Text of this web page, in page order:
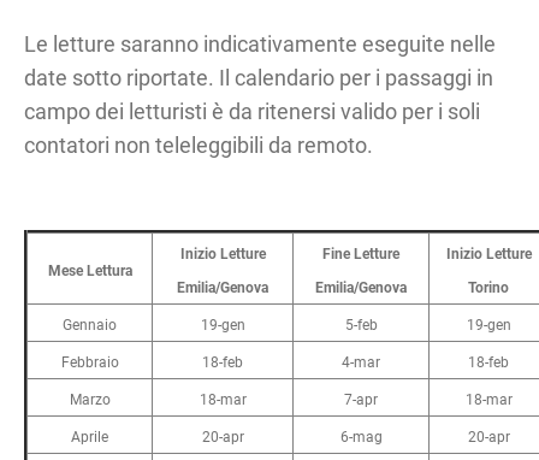
Le letture saranno indicativamente eseguite nelle
date sotto riportate. Il calendario per i passaggi in
campo dei letturisti è da ritenersi valido per i soli
contatori non teleleggibili da remoto.
Mese Lettura
Inizio Letture
Emilia/Genova
Fine Letture
Emilia/Genova
Inizio Letture
Torino
Gennaio 19-gen 5-feb 19-gen
Febbraio 18-feb 4-mar 18-feb
Marzo 18-mar 7-apr 18-mar
Aprile 20-apr 6-mag 20-apr